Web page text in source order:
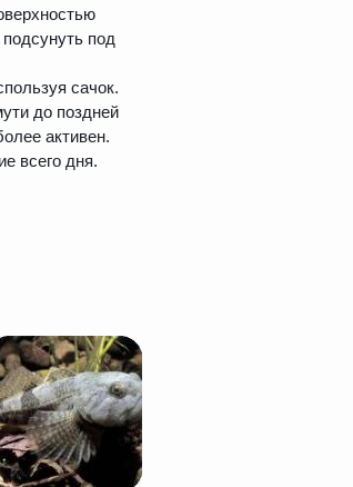
под
сачок.
до поздней
активен.
всего дня.